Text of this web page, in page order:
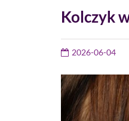
Kolczyk
2026-06-04